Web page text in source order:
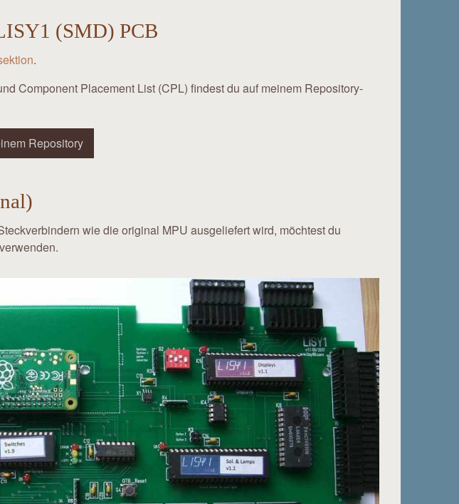
(SMD) PCB
.
Component Placement List (CPL) findest du auf meinem Repository-
Repository
wie die original MPU ausgeliefert wird, möchtest du